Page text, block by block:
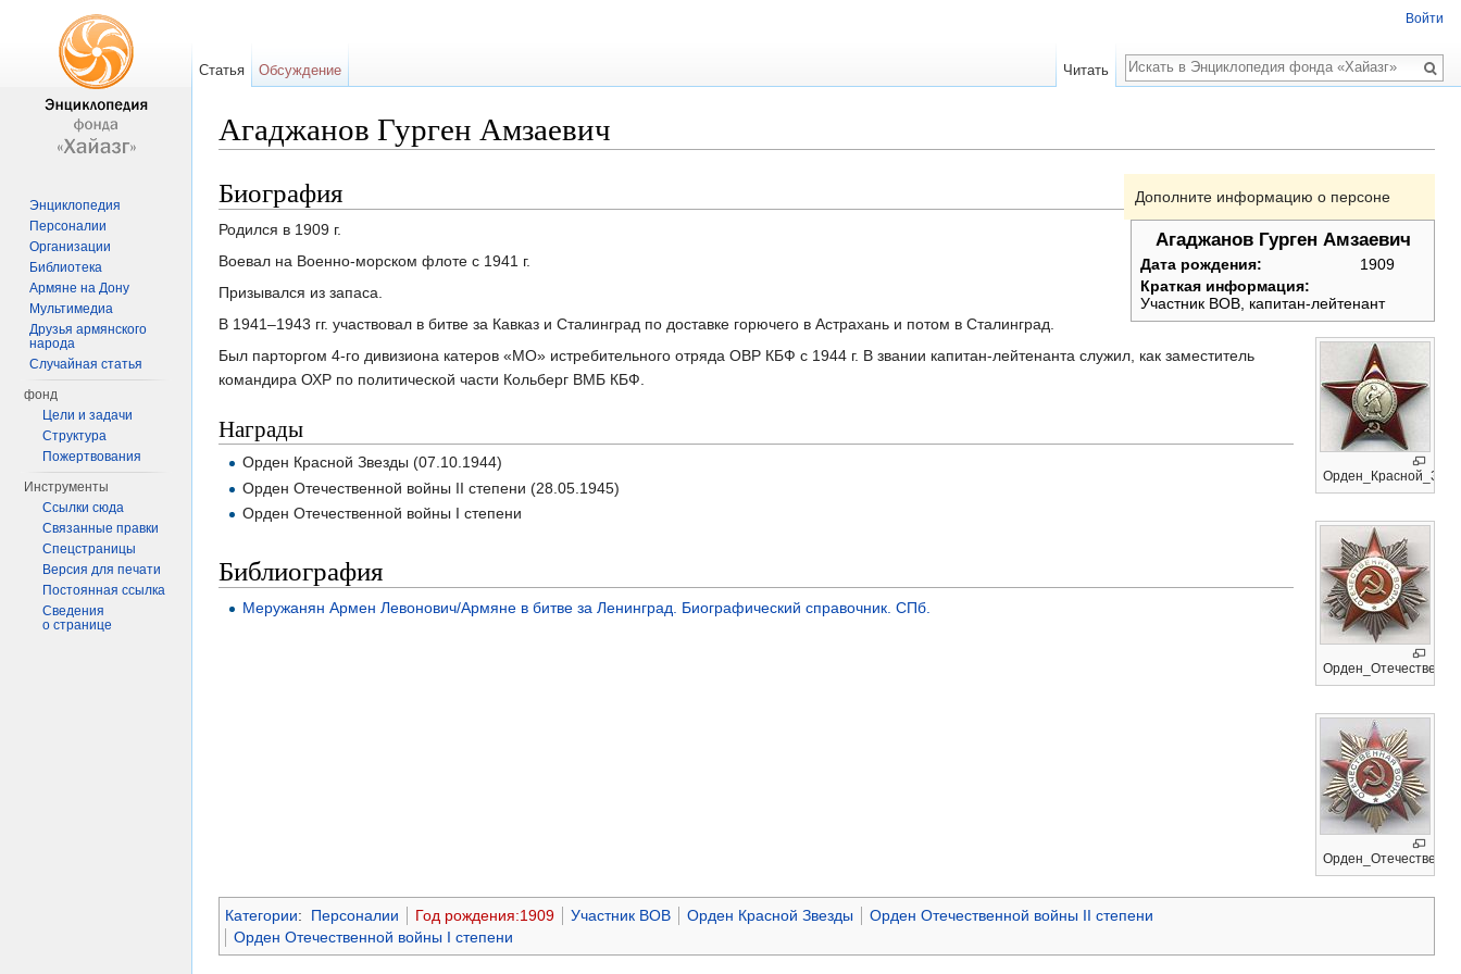
Агаджанов Гурген Амзаевич
Дополните информацию о персоне
Агаджанов Гурген Амзаевич
Дата рождения:
1909
Краткая информация:
Участник ВОВ, капитан-лейтенант
Биография
Родился в 1909 г.
Воевал на Военно-морском флоте с 1941 г.
Призывался из запаса.
В 1941–1943 гг. участвовал в битве за Кавказ и Сталинград по доставке горючего в Астрахань и потом в Сталинград.
Был парторгом 4-го дивизиона катеров «МО» истребительного отряда ОВР КБФ с 1944 г. В звании капитан-лейтенанта служил, как заместитель
командира ОХР по политической части Кольберг ВМБ КБФ.
Награды
Орден Красной Звезды (07.10.1944)
Орден Отечественной войны II степени (28.05.1945)
Орден Отечественной войны I степени
Библиография
Меружанян Армен Левонович/Армяне в битве за Ленинград. Биографический справочник. СПб.
Категории: Персоналии Год рождения:1909 Участник ВОВ Орден Красной Звезды
Орден Отечественной войны II степени
Орден Отечественной войны I степени
Войти
Статья Обсуждение Читать
Поиск
Энциклопедия
Персоналии
Организации
Библиотека
Армяне на Дону
Мультимедиа
Друзья армянского
народа
Случайная статья
фонд
Цели и задачи
Структура
Пожертвования
Инструменты
Ссылки сюда
Связанные правки
Спецстраницы
Версия для печати
Постоянная ссылка
Сведения
о странице